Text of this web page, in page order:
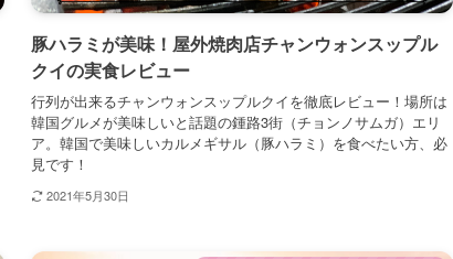
豚ハラミが美味！屋外焼肉店チャンウォンスップル
クイの実食レビュー
行列が出来るチャンウォンスップルクイを徹底レビュー！場所は
韓国グルメが美味しいと話題の鍾路3街（チョンノサムガ）エリ
ア。韓国で美味しいカルメギサル（豚ハラミ）を食べたい方、必
見です！
2021年5月30日